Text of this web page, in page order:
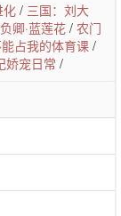
化 / 三国：刘大
卿·蓝莲花 / 农门
占我的体育课 /
娇宠日常 /